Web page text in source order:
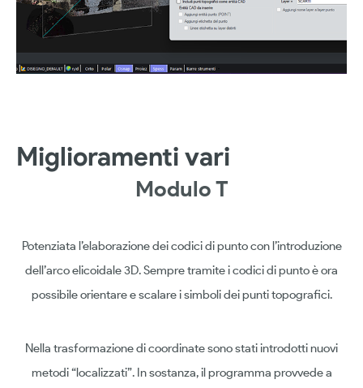
Miglioramenti vari
Modulo T
Potenziata l’elaborazione dei codici di punto con l’introduzione
dell’arco elicoidale 3D. Sempre tramite i codici di punto è ora
possibile orientare e scalare i simboli dei punti topografici.
Nella trasformazione di coordinate sono stati introdotti nuovi
metodi “localizzati”. In sostanza, il programma provvede a